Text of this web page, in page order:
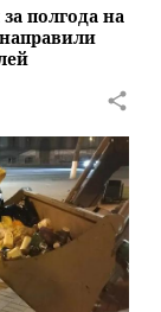
полгода на